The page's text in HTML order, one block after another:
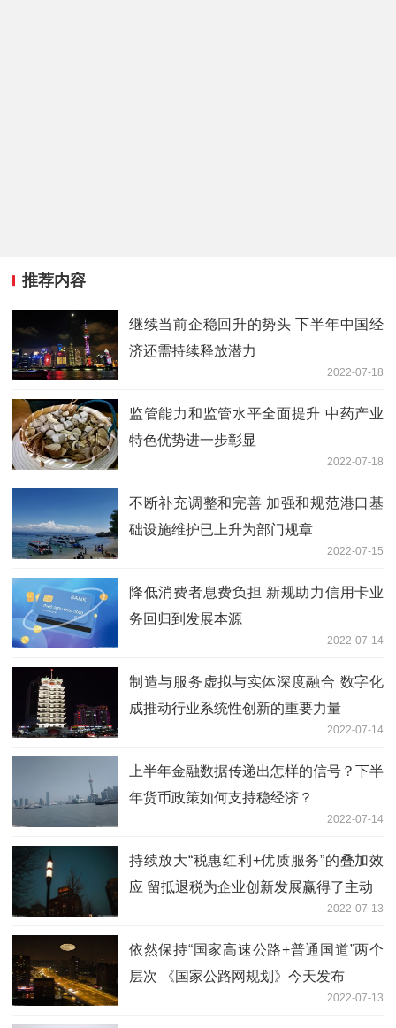
推荐内容
继续当前企稳回升的势头 下半年中国经
济还需持续释放潜力
2022-07-18
监管能力和监管水平全面提升 中药产业
特色优势进一步彰显
2022-07-18
不断补充调整和完善 加强和规范港口基
础设施维护已上升为部门规章
2022-07-15
降低消费者息费负担 新规助力信用卡业
务回归到发展本源
2022-07-14
制造与服务虚拟与实体深度融合 数字化
成推动行业系统性创新的重要力量
2022-07-14
上半年金融数据传递出怎样的信号？下半
年货币政策如何支持稳经济？
2022-07-14
持续放大“税惠红利+优质服务”的叠加效
应 留抵退税为企业创新发展赢得了主动
2022-07-13
依然保持“国家高速公路+普通国道”两个
层次 《国家公路网规划》今天发布
2022-07-13